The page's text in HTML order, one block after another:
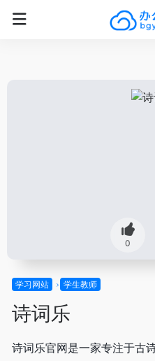
0
学习网站 学生教师
诗词乐
诗词乐官网是一家专注于古